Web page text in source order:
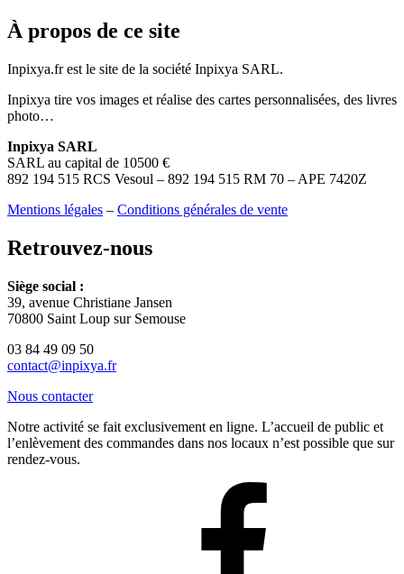
À propos de ce site
Inpixya.fr est le site de la société Inpixya SARL.
Inpixya tire vos images et réalise des cartes personnalisées, des livres
photo…
Inpixya SARL
SARL au capital de 10500 €
892 194 515 RCS Vesoul – 892 194 515 RM 70 – APE 7420Z
Mentions légales – Conditions générales de vente
Retrouvez-nous
Siège social :
39, avenue Christiane Jansen
70800 Saint Loup sur Semouse
03 84 49 09 50
contact@inpixya.fr
Nous contacter
Notre activité se fait exclusivement en ligne. L’accueil de public et
l’enlèvement des commandes dans nos locaux n’est possible que sur
rendez-vous.